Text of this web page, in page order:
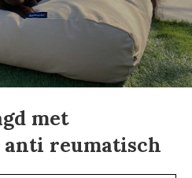
met
anti reumatisch